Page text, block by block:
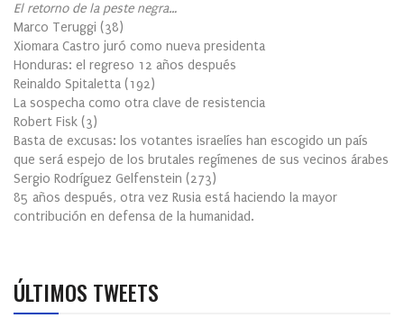
El retorno de la peste negra…
Marco Teruggi (38)
Xiomara Castro juró como nueva presidenta
Honduras: el regreso 12 años después
Reinaldo Spitaletta (192)
La sospecha como otra clave de resistencia
Robert Fisk (3)
Basta de excusas: los votantes israelíes han escogido un país
que será espejo de los brutales regímenes de sus vecinos árabes
Sergio Rodríguez Gelfenstein (273)
85 años después, otra vez Rusia está haciendo la mayor
contribución en defensa de la humanidad.
ÚLTIMOS TWEETS